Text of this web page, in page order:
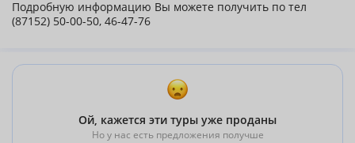
Подробную информацию Вы можете получить по тел
(87152) 50-00-50, 46-47-76
Ой, кажется эти туры уже проданы
Но у нас есть предложения получше